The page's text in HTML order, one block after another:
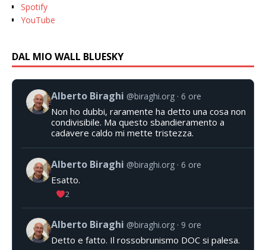
Spotify
YouTube
DAL MIO WALL BLUESKY
Alberto Biraghi @biraghi.org 6 ore
Non ho dubbi, raramente ha detto una cosa non
condivisibile. Ma questo sbandieramento a
cadavere caldo mi mette tristezza.
Alberto Biraghi @biraghi.org 6 ore
Esatto.
2
Alberto Biraghi @biraghi.org 9 ore
Detto e fatto. Il rossobrunismo DOC si palesa.